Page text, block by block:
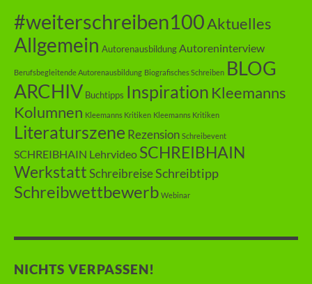
#weiterschreiben100Aktuelles
Allgemein AutorenausbildungAutoreninterview
Berufsbegleitende Autorenausbildung Biografisches Schreiben BLOG
ARCHIV Buchtipps Inspiration Kleemanns
Kolumnen Kleemanns Kritiken Kleemanns Kritiken
Literaturszene Rezension Schreibevent
SCHREIBHAIN Lehrvideo SCHREIBHAIN
WerkstattSchreibreiseSchreibtipp
Schreibwettbewerb Webinar
NICHTS VERPASSEN!